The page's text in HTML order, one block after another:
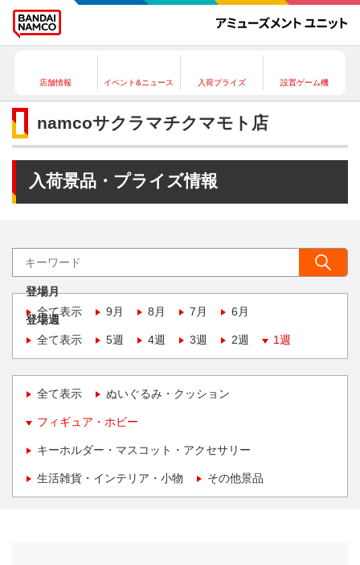
店舗情報 イベント&ニュース 入荷プライズ 設置ゲーム機
namcoサクラマチクマモト店
入荷景品・プライズ情報
登場月
全て表示
9月 8月 7月 6月
登場週
全て表示
5週 4週 3週 2週 1週
全て表示 ぬいぐるみ・クッション
フィギュア・ホビー
キーホルダー・マスコット・アクセサリー
生活雑貨・インテリア・小物 その他景品